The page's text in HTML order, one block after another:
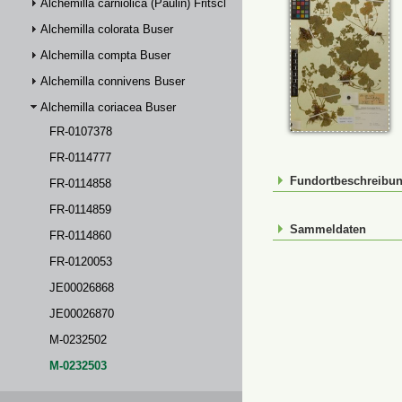
Alchemilla carniolica (Paulin) Fritsch
Alchemilla colorata Buser
Alchemilla compta Buser
Alchemilla connivens Buser
Alchemilla coriacea Buser
FR-0107378
FR-0114777
FR-0114858
FR-0114859
FR-0114860
FR-0120053
JE00026868
JE00026870
M-0232502
M-0232503
Sammeldaten